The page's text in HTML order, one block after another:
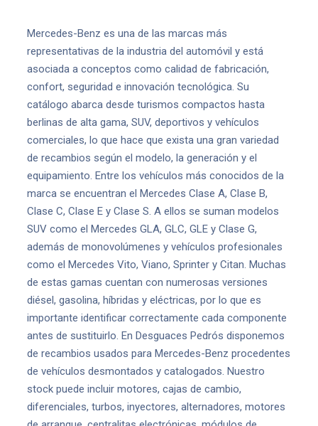
Mercedes-Benz es una de las marcas más
representativas de la industria del automóvil y está
asociada a conceptos como calidad de fabricación,
confort, seguridad e innovación tecnológica. Su
catálogo abarca desde turismos compactos hasta
berlinas de alta gama, SUV, deportivos y vehículos
comerciales, lo que hace que exista una gran variedad
de recambios según el modelo, la generación y el
equipamiento. Entre los vehículos más conocidos de la
marca se encuentran el Mercedes Clase A, Clase B,
Clase C, Clase E y Clase S. A ellos se suman modelos
SUV como el Mercedes GLA, GLC, GLE y Clase G,
además de monovolúmenes y vehículos profesionales
como el Mercedes Vito, Viano, Sprinter y Citan. Muchas
de estas gamas cuentan con numerosas versiones
diésel, gasolina, híbridas y eléctricas, por lo que es
importante identificar correctamente cada componente
antes de sustituirlo. En Desguaces Pedrós disponemos
de recambios usados para Mercedes-Benz procedentes
de vehículos desmontados y catalogados. Nuestro
stock puede incluir motores, cajas de cambio,
diferenciales, turbos, inyectores, alternadores, motores